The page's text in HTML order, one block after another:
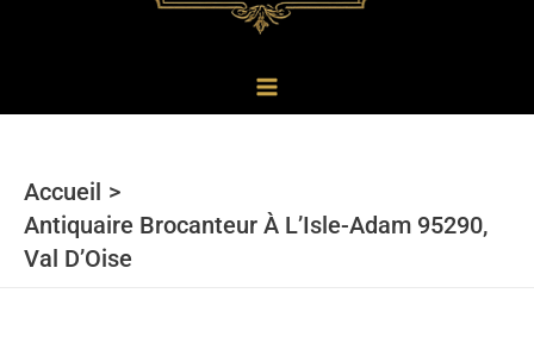
Accueil
Antiquaire Brocanteur À L’Isle-Adam 95290,
Val D’Oise